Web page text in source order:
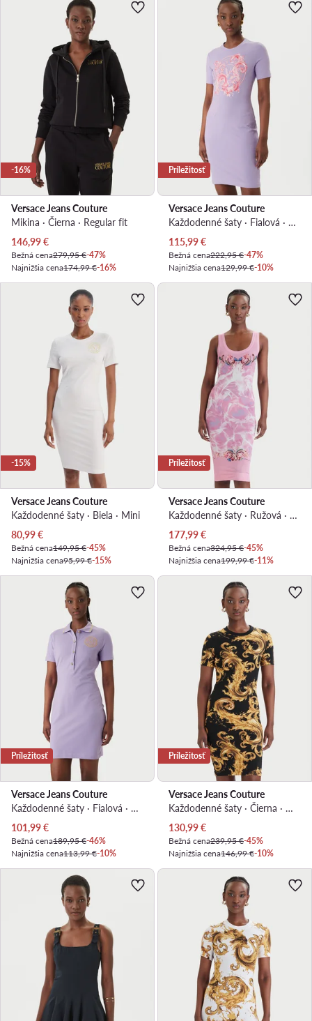
-16%
Versace Jeans Couture
Mikina · Čierna · Regular fit
Aktuálna cena
146,99€
Bežná cena279,95 €-47%
Najnižšia cena174,99 €-16%
Príležitosť
Versace Jeans Couture
Každodenné šaty · Fialová · Mini
Aktuálna cena
115,99€
Bežná cena222,95 €-47%
Najnižšia cena129,99 €-10%
-15%
Versace Jeans Couture
Každodenné šaty · Biela · Mini
Aktuálna cena
80,99€
Bežná cena149,95 €-45%
Najnižšia cena95,99 €-15%
Príležitosť
Versace Jeans Couture
Každodenné šaty · Ružová · Mini
Aktuálna cena
177,99€
Bežná cena324,95 €-45%
Najnižšia cena199,99 €-11%
Príležitosť
Versace Jeans Couture
Každodenné šaty · Fialová · Mini
Aktuálna cena
101,99€
Bežná cena189,95 €-46%
Najnižšia cena113,99 €-10%
Príležitosť
Versace Jeans Couture
Každodenné šaty · Čierna · Mini
Aktuálna cena
130,99€
Bežná cena239,95 €-45%
Najnižšia cena146,99 €-10%